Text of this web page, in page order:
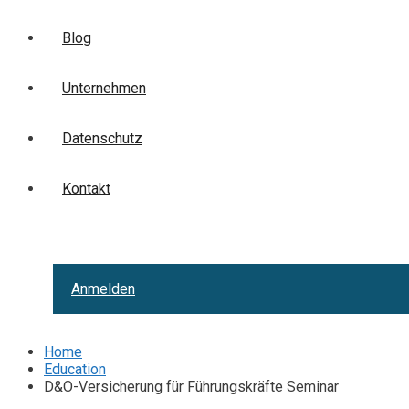
Blog
Unternehmen
Datenschutz
Kontakt
Anmelden
Home
Education
D&O-Versicherung für Führungskräfte Seminar